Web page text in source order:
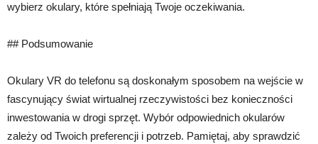
wybierz okulary, które spełniają Twoje oczekiwania.
## Podsumowanie
Okulary VR do telefonu są doskonałym sposobem na wejście w
fascynujący świat wirtualnej rzeczywistości bez konieczności
inwestowania w drogi sprzęt. Wybór odpowiednich okularów
zależy od Twoich preferencji i potrzeb. Pamiętaj, aby sprawdzić